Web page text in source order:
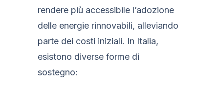
rendere più accessibile l’adozione
delle energie rinnovabili, alleviando
parte dei costi iniziali. In Italia,
esistono diverse forme di
sostegno: